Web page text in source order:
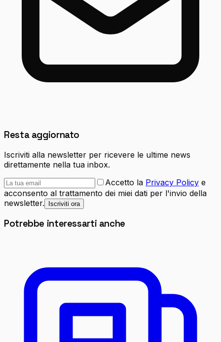
Resta aggiornato
Iscriviti alla newsletter per ricevere le ultime news
direttamente nella tua inbox.
Accetto la Privacy Policy e
acconsento al trattamento dei miei dati per l'invio della
newsletter.
Iscriviti ora
Potrebbe interessarti anche